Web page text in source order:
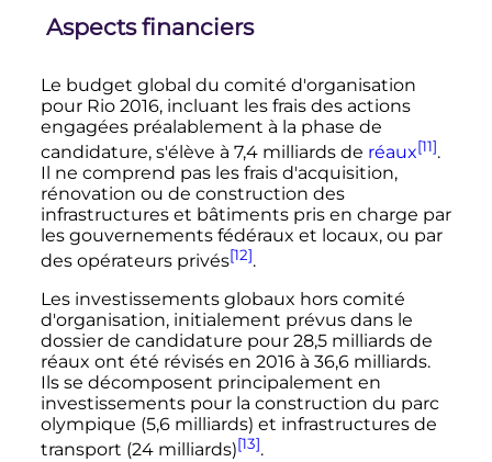
Aspects financiers
Le budget global du comité d'organisation
pour Rio 2016, incluant les frais des actions
engagées préalablement à la phase de
candidature, s'élève à 7,4 milliardsde réaux[11].
Il ne comprend pas les frais d'acquisition,
rénovation ou de construction des
infrastructures et bâtiments pris en charge par
les gouvernements fédéraux et locaux, ou par
des opérateurs privés[12].
Les investissements globaux hors comité
d'organisation, initialement prévus dans le
dossier de candidature pour 28,5 milliardsde
réaux ont été révisés en 2016 à 36,6 milliards.
Ils se décomposent principalement en
investissements pour la construction du parc
olympique (5,6 milliards) et infrastructures de
transport (24 milliards)[13].